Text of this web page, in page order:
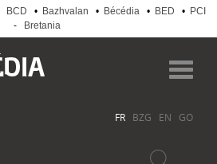
BCD • Bazhvalan • Bécédia • BED •
PCI
-
Bretania
FR BZG EN GO